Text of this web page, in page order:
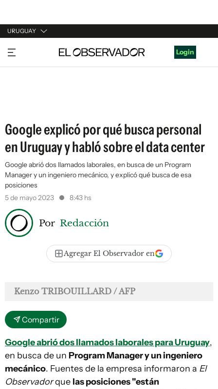
URUGUAY
URUGUAY
ARGENTINA
Login
Google explicó por qué busca personal
en Uruguay y habló sobre el data center
Google abrió dos llamados laborales, en busca de un Program
Manager y un ingeniero mecánico, y explicó qué busca de esa
posiciones
5 de mayo 2023
8:43 hs
Por Redacción
Agregar El Observador en
Kenzo TRIBOUILLARD / AFP
Compartir
Google abrió dos llamados laborales para Uruguay,
en busca de un Program Manager y un ingeniero
mecánico. Fuentes de la empresa informaron a El
Observadorque las posiciones "están